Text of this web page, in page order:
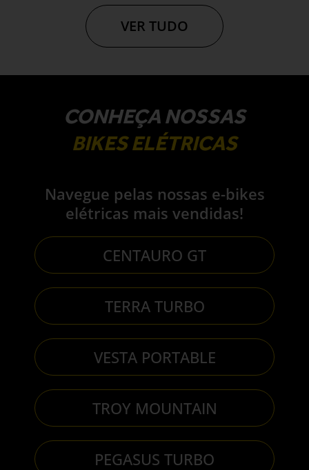
VER TUDO
CONHEÇA NOSSAS
BIKES ELÉTRICAS
Navegue pelas nossas e-bikes
elétricas mais vendidas!
CENTAURO GT
TERRA TURBO
VESTA PORTABLE
TROY MOUNTAIN
PEGASUS TURBO